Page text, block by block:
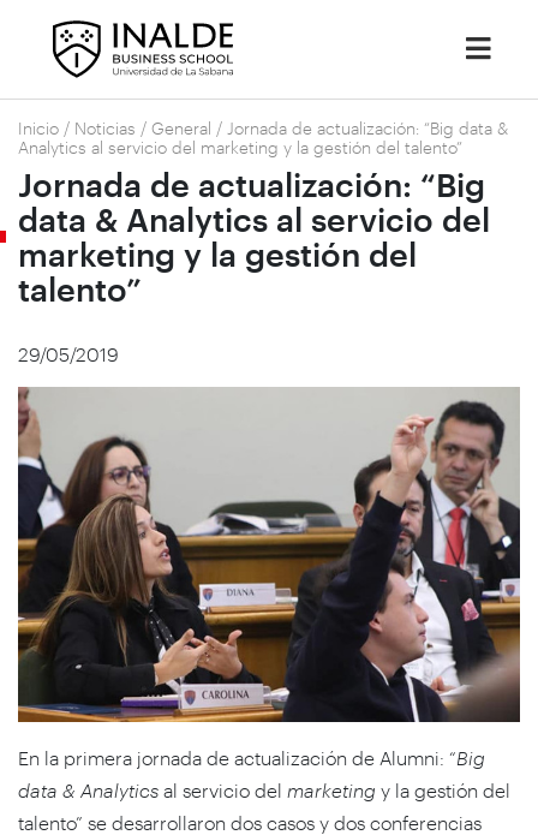
Inicio / Noticias / General / Jornada de actualización: “Big data &
Analytics al servicio del marketing y la gestión del talento”
Jornada de actualización: “Big
data & Analytics al servicio del
marketing y la gestión del
talento”
29/05/2019
En la primera jornada de actualización de Alumni: “Big
data & Analytics al servicio del marketing y la gestión del
talento” se desarrollaron dos casos y dos conferencias